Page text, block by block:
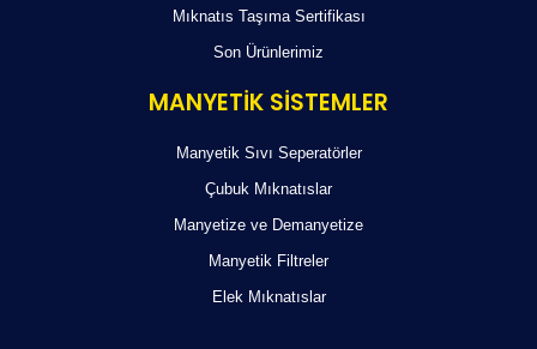
Mıknatıs Taşıma Sertifikası
Son Ürünlerimiz
MANYETİK SİSTEMLER
Manyetik Sıvı Seperatörler
Çubuk Mıknatıslar
Manyetize ve Demanyetize
Manyetik Filtreler
Elek Mıknatıslar